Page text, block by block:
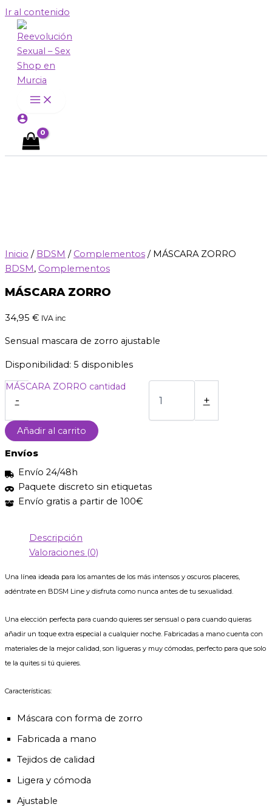
Ir al contenido
Inicio / BDSM / Complementos / MÁSCARA ZORRO
BDSM, Complementos
MÁSCARA ZORRO
34,95 € IVA inc
Sensual mascara de zorro ajustable
Disponibilidad: 5 disponibles
-
MÁSCARA ZORRO cantidad
+
Añadir al carrito
Envíos
Envío 24/48h
Paquete discreto sin etiquetas
Envío gratis a partir de 100€
Descripción
Valoraciones (0)
Una línea ideada para los amantes de los más intensos y oscuros placeres,
adéntrate en BDSM Line y disfruta como nunca antes de tu sexualidad.
Una elección perfecta para cuando quieres ser sensual o para cuando quieras
añadir un toque extra especial a cualquier noche. Fabricadas a mano cuenta con
materiales de la mejor calidad, son ligueras y muy cómodas, perfecto para que solo
te la quites si tú quieres.
Características:
Máscara con forma de zorro
Fabricada a mano
Tejidos de calidad
Ligera y cómoda
Ajustable